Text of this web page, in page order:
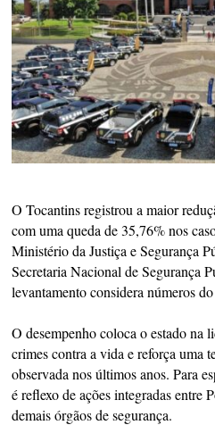
O Tocantins registrou a maior
com uma queda de 35,76% nos
Ministério da Justiça e Segurança
Secretaria Nacional de Segurança
levantamento considera números
O desempenho coloca o estado na
crimes contra a vida e reforça uma
observada nos últimos anos. Para
é reflexo de ações integradas
demais órgãos de segurança.